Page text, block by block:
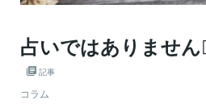
占いではありませ
記事
コラム